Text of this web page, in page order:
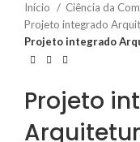
Início
Ciência da
Projeto integrado
Projeto integrado
Projeto